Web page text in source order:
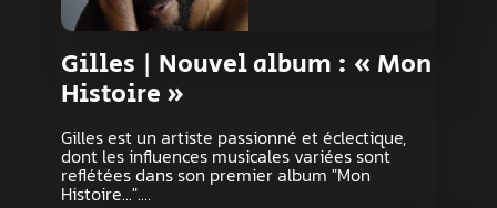
Gilles | Nouvel album : « Mon
Histoire »
Gilles est un artiste passionné et éclectique,
dont les influences musicales variées sont
reflétées dans son premier album "Mon
Histoire...".…